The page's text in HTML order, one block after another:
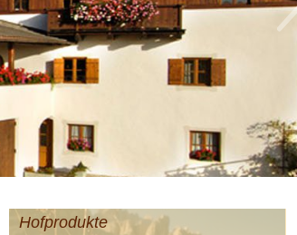
Hofprodukte